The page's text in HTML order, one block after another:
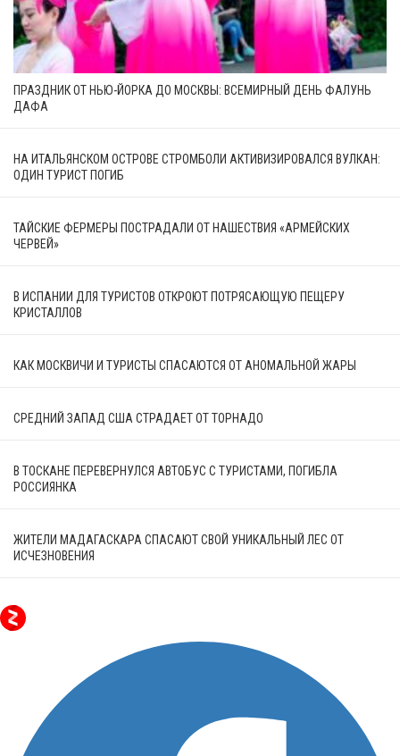
ПРАЗДНИК ОТ НЬЮ-ЙОРКА ДО МОСКВЫ: ВСЕМИРНЫЙ ДЕНЬ ФАЛУНЬ
ДАФА
НА ИТАЛЬЯНСКОМ ОСТРОВЕ СТРОМБОЛИ АКТИВИЗИРОВАЛСЯ ВУЛКАН:
ОДИН ТУРИСТ ПОГИБ
ТАЙСКИЕ ФЕРМЕРЫ ПОСТРАДАЛИ ОТ НАШЕСТВИЯ «АРМЕЙСКИХ
ЧЕРВЕЙ»
В ИСПАНИИ ДЛЯ ТУРИСТОВ ОТКРОЮТ ПОТРЯСАЮЩУЮ ПЕЩЕРУ
КРИСТАЛЛОВ
КАК МОСКВИЧИ И ТУРИСТЫ СПАСАЮТСЯ ОТ АНОМАЛЬНОЙ ЖАРЫ
СРЕДНИЙ ЗАПАД США СТРАДАЕТ ОТ ТОРНАДО
В ТОСКАНЕ ПЕРЕВЕРНУЛСЯ АВТОБУС С ТУРИСТАМИ, ПОГИБЛА
РОССИЯНКА
ЖИТЕЛИ МАДАГАСКАРА СПАСАЮТ СВОЙ УНИКАЛЬНЫЙ ЛЕС ОТ
ИСЧЕЗНОВЕНИЯ